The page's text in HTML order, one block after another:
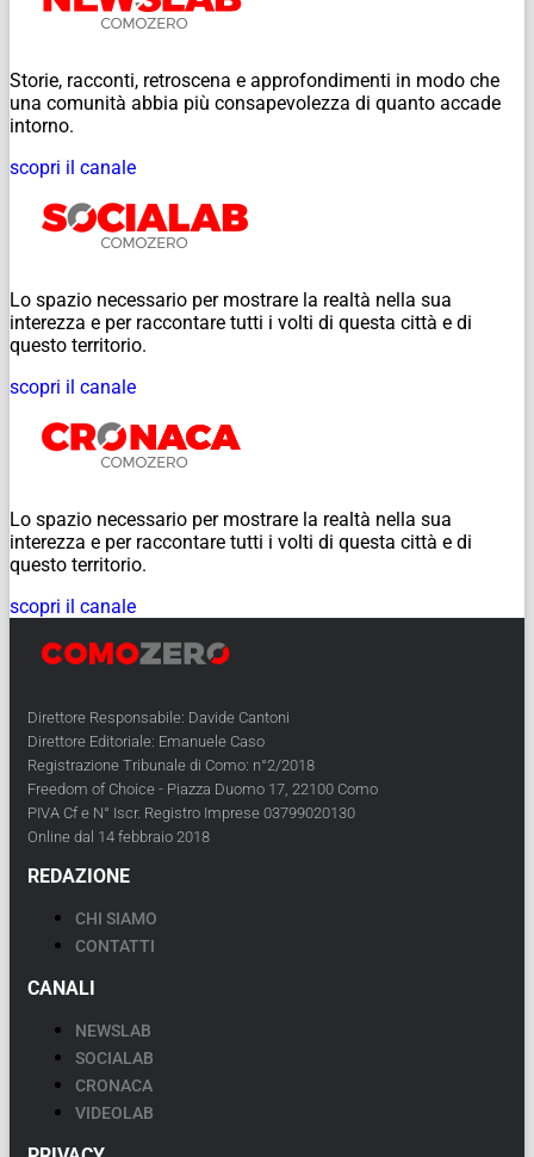
Storie, racconti, retroscena e approfondimenti in modo che
una comunità abbia più consapevolezza di quanto accade
intorno.
scopri il canale
Lo spazio necessario per mostrare la realtà nella sua
interezza e per raccontare tutti i volti di questa città e di
questo territorio.
scopri il canale
Lo spazio necessario per mostrare la realtà nella sua
interezza e per raccontare tutti i volti di questa città e di
questo territorio.
scopri il canale
Direttore Responsabile: Davide Cantoni
Direttore Editoriale: Emanuele Caso
Registrazione Tribunale di Como: n°2/2018
Freedom of Choice - Piazza Duomo 17, 22100 Como
PIVA Cf e N° Iscr. Registro Imprese 03799020130
Online dal 14 febbraio 2018
REDAZIONE
CHI SIAMO
CONTATTI
CANALI
NEWSLAB
SOCIALAB
CRONACA
VIDEOLAB